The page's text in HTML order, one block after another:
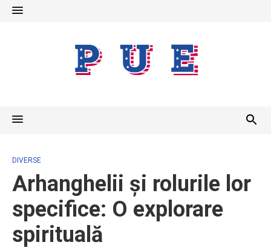
Skip
DIVERSE
Arhanghelii și rolurile lor
specifice: O explorare
spirituală